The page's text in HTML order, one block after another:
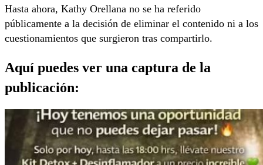
Hasta ahora, Kathy Orellana no se ha referido
públicamente a la decisión de eliminar el contenido ni a los
cuestionamientos que surgieron tras compartirlo.
Aquí puedes ver una captura de la
publicación: